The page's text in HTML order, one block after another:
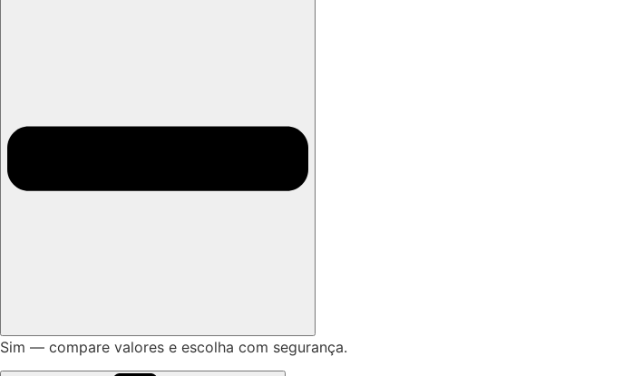
Sim — compare valores e escolha com segurança.